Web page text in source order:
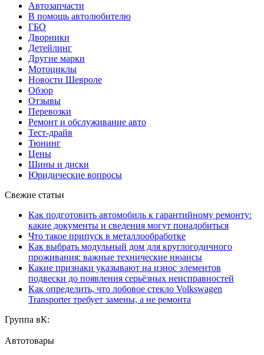
Автозапчасти
В помощь автолюбителю
ГБО
Дворники
Детейлинг
Другие марки
Мотоциклы
Новости Шевроле
Обзор
Отзывы
Перевозки
Ремонт и обслуживание авто
Тест-драйв
Тюнинг
Цены
Шины и диски
Юридические вопросы
Свежие статьи
Как подготовить автомобиль к гарантийному ремонту:
какие документы и сведения могут понадобиться
Что такое припуск в металлообработке
Как выбрать модульный дом для круглогодичного
проживания: важные технические нюансы
Какие признаки указывают на износ элементов
подвески до появления серьёзных неисправностей
Как определить, что лобовое стекло Volkswagen
Transporter требует замены, а не ремонта
Группа вК:
Автотовары